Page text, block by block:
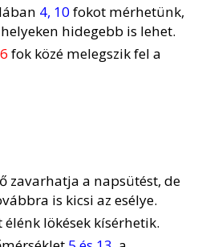
4, 10fokot mérhetünk,
hidegebb is lehet.
fok közé melegszik fel a
zavarhatja a napsütést, de
is kicsi az esélye.
lökések kísérhetik.